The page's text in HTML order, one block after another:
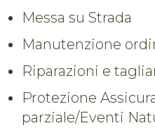
Messa su Strada
Manutenzione
Riparazioni e
Protezione
parziale/Eventi